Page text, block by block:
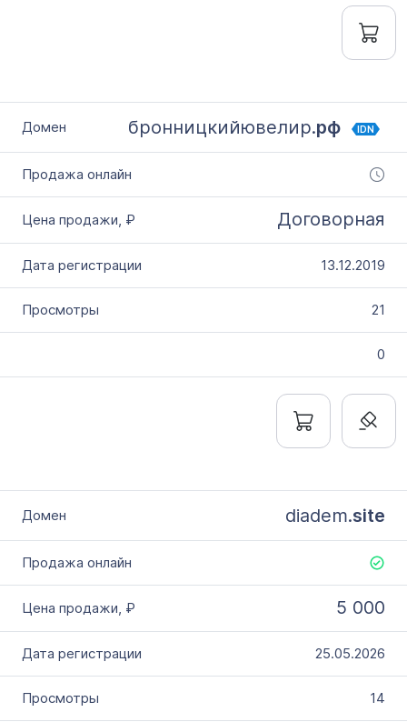
бронницкийювелир.рф IDN
Договорная
13.12.2019
21
0
diadem.site
5 000
25.05.2026
14